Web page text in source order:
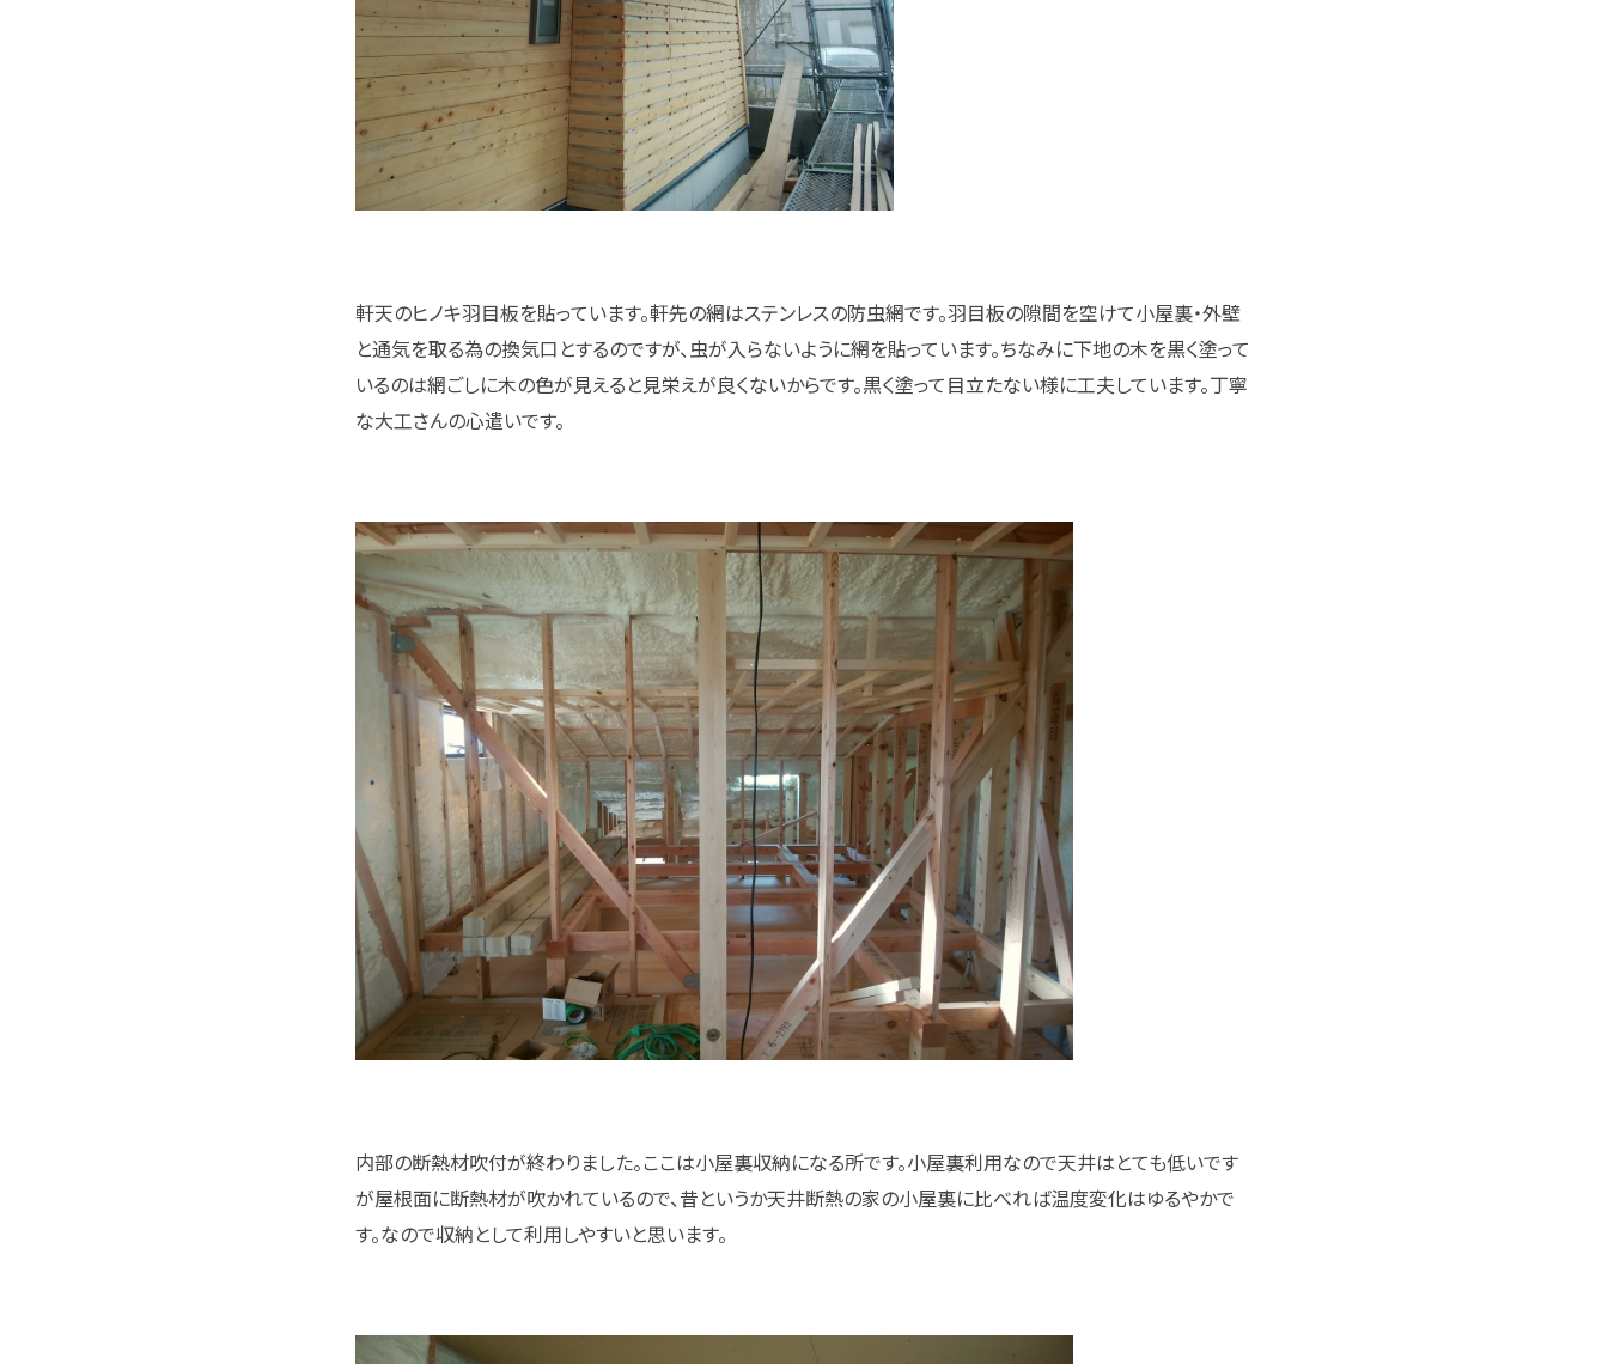
軒天のヒノキ羽目板を貼っています。軒先の網はステンレスの防虫網です。羽目板の隙間を空けて小屋裏・外壁
と通気を取る為の換気口とするのですが、虫が入らないように網を貼っています。ちなみに下地の木を黒く塗って
いるのは網ごしに木の色が見えると見栄えが良くないからです。黒く塗って目立たない様に工夫しています。丁寧
な大工さんの心遣いです。
内部の断熱材吹付が終わりました。ここは小屋裏収納になる所です。小屋裏利用なので天井はとても低いです
が屋根面に断熱材が吹かれているので、昔というか天井断熱の家の小屋裏に比べれば温度変化はゆるやかで
す。なので収納として利用しやすいと思います。